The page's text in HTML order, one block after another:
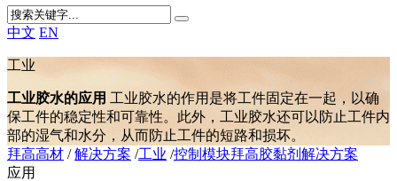
中文 EN
工业
工业胶水的应用 工业胶水的作用是将工件固定在一起，以确
保工件的稳定性和可靠性。此外，工业胶水还可以防止工件内
部的湿气和水分，从而防止工件的短路和损坏。
拜高高材 / 解决方案 /工业 /控制模块拜高胶黏剂解决方案
应用